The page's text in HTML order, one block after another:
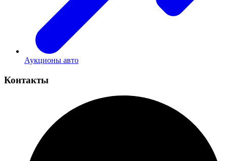
Аукционы авто
Контакты